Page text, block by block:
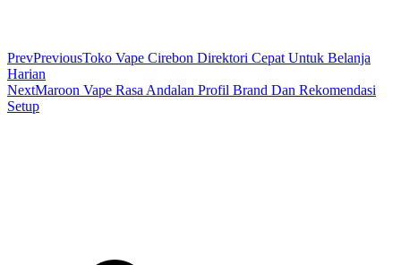
PrevPreviousToko Vape Cirebon Direktori Cepat Untuk Belanja
Harian
NextMaroon Vape Rasa Andalan Profil Brand Dan Rekomendasi
Setup